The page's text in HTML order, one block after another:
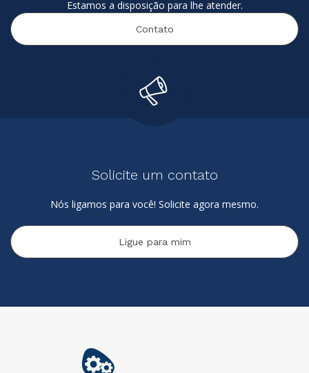
Estamos a disposição para lhe atender.
Contato
Solicite um contato
Nós ligamos para você! Solicite agora mesmo.
Ligue para mim